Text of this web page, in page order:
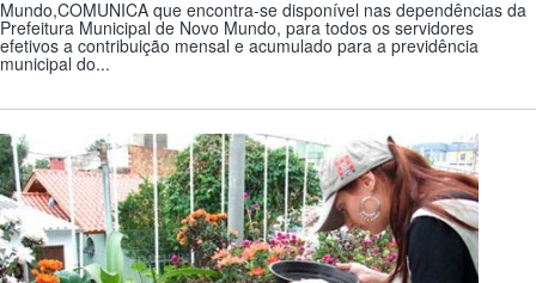
Mundo,COMUNICA que encontra-se disponível nas dependências da
Prefeitura Municipal de Novo Mundo, para todos os servidores
efetivos a contribuição mensal e acumulado para a previdência
municipal do...